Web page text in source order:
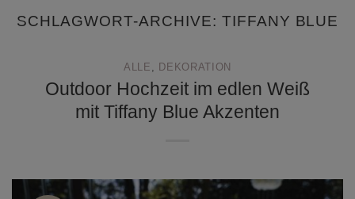
SCHLAGWORT-ARCHIVE: TIFFANY BLUE
ALLE DEKORATION
Outdoor Hochzeit im edlen Weiß
mit Tiffany Blue Akzenten